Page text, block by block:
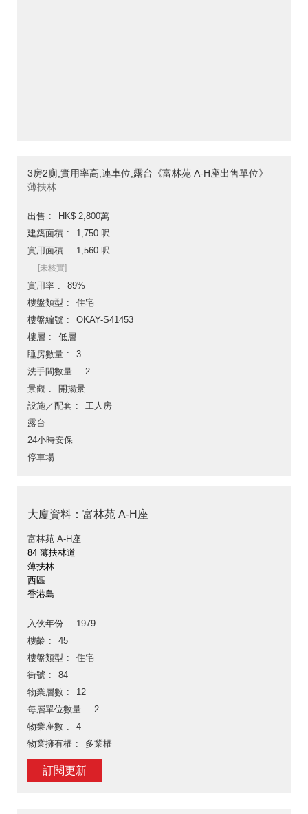
3房2廁,實用率高,連車位,露台《富林苑 A-H座出售單位》
薄扶林
出售
HK$ 2,800萬
建築面積
1,750 呎
實用面積
1,560 呎
[未核實]
實用率
89%
樓盤類型
住宅
樓盤編號
OKAY-S41453
樓層
低層
睡房數量
3
洗手間數量
2
景觀
開揚景
設施／配套
工人房
露台
24小時安保
停車場
大廈資料：富林苑 A-H座
富林苑 A-H座
84 薄扶林道
薄扶林
西區
香港島
入伙年份
1979
樓齡
45
樓盤類型
住宅
街號
84
物業層數
12
每層單位數量
2
物業座數
4
物業擁有權
多業權
訂閱更新